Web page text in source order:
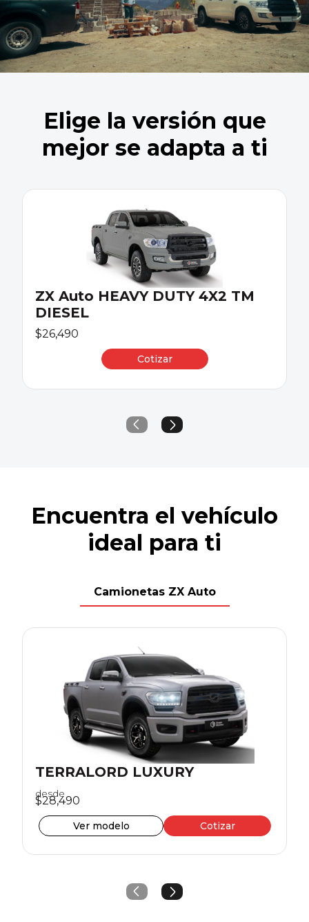
Elige la versión que
mejor se adapta a ti
ZX Auto HEAVY DUTY 4X2 TM
DIESEL
$26,490
Cotizar
Encuentra el vehículo
ideal para ti
Camionetas ZX Auto
TERRALORD LUXURY
desde
$28,490
Ver modelo Cotizar